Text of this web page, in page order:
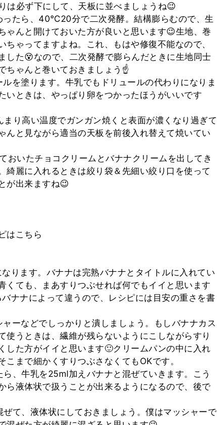
は必ず下にして、天板に並べましょうね😉
ったら、40℃20分で二次発酵。結構膨らむので、生
ゃんと開けておいた方が良いと思います😉生地、巻
ちゃってますよね。これ、もはや修復不能なので、
した😵なので、二次発酵で膨らんだときに生地同士
ちゃんと巻いておきましょう☝
ルを塗ります。牛乳でもドリュールの代わりになりま
いときは、やっぱり卵をつかったほうがいいです
り高い温度でガンガン焼くと表面が濃くなり過ぎて
んと見ながら適当の天板を前後入れ替えて焼いてい
おいたチョコクリームとバナナクリームを出してき
綺麗に入れるときは絞り袋＆先細い絞り口を使って
が出来ますね😉
はこちら
なります。バナナは完熟バナナとタイトルに入れてい
くても、まあすりつぶせれば何でもイイと思います
ナナによって違うので、レシピには目安の重さを書
ャーなどでしっかりと潰しましょう。もしバナナカス
使うときは、繊維が残らないようにこしながらすり
した方がイイと思います🙂クリームパンの中に入れ
まで細かくすりつぶさなくてもOKです。
ら、牛乳を25ml加えバナナと混ぜていきます。こう
ら液体状で扱うことが出来るようになるので、後で
ぜて、液体状にしておきましょう。僕はマッシャーで